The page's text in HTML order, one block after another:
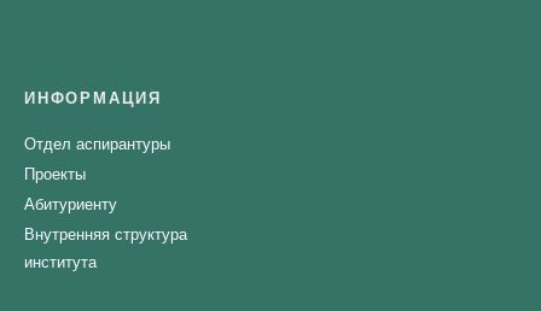
ИНФОРМАЦИЯ
Отдел аспирантуры
Проекты
Абитуриенту
Внутренняя структура
института